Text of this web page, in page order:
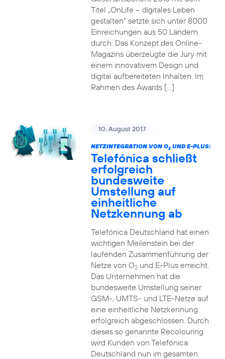
Titel „OnLife – digitales Leben
gestalten“ setzte sich unter 8000
Einreichungen aus 50 Ländern
durch. Das Konzept des Online-
Magazins überzeugte die Jury mit
einem innovativem Design und
digital aufbereiteten Inhalten. Im
Rahmen des Awards […]
10. August 2017
NETZINTEGRATION VON O2UND E-PLUS:
Telefónica schließt
erfolgreich
bundesweite
Umstellung auf
einheitliche
Netzkennung ab
Telefónica Deutschland hat einen
wichtigen Meilenstein bei der
laufenden Zusammenführung der
Netze von O2und E-Plus erreicht.
Das Unternehmen hat die
bundesweite Umstellung seiner
GSM-, UMTS- und LTE-Netze auf
eine einheitliche Netzkennung
erfolgreich abgeschlossen. Durch
dieses so genannte Recolouring
wird Kunden von Telefónica
Deutschland nun im gesamten